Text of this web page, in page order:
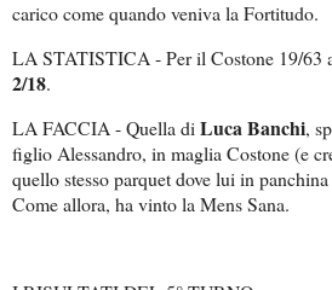
carico come quando veniva la Fortitudo.
LA STATISTICA - Per il Costone 19/63
2/18.
LA FACCIA - Quella di Luca Banchi,
figlio Alessandro, in maglia Costone (e
quello stesso parquet dove lui in
Come allora, ha vinto la Mens Sana.